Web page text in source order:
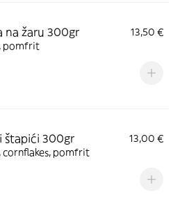
na žaru 300gr
13,50 €
pomfrit
štapići 300gr
13,00 €
cornflakes, pomfrit